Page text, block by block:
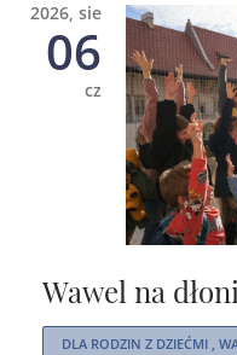
2026, sie
06
cz
Wawel na dłoni
DLA RODZIN Z DZIEĆMI ,